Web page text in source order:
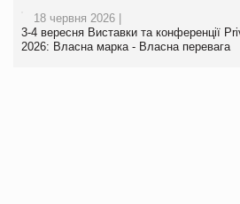
18 червня 2026 |
3-4 вересня Виставки та конференції
2026: Власна марка - Власна перевага